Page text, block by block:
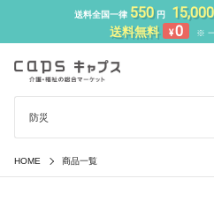
送料全国一律 550円 15,000
送料無料 ¥0 ※
HOME 商品一覧